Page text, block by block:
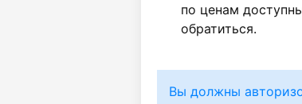
по ценам
обратиться.
Вы должны